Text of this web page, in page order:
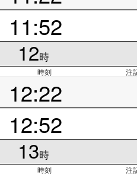
11:52
12時
時刻 注
12:22
12:52
13時
時刻 注